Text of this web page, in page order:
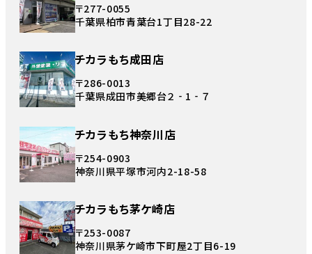
〒277-0055
千葉県柏市青葉台1丁目28-22
チカラもち成田店
〒286-0013
千葉県成田市美郷台２‐1‐７
チカラもち神奈川店
〒254-0903
神奈川県平塚市河内2-18-58
チカラもち茅ケ崎店
〒253-0087
神奈川県茅ケ崎市下町屋2丁目6-19